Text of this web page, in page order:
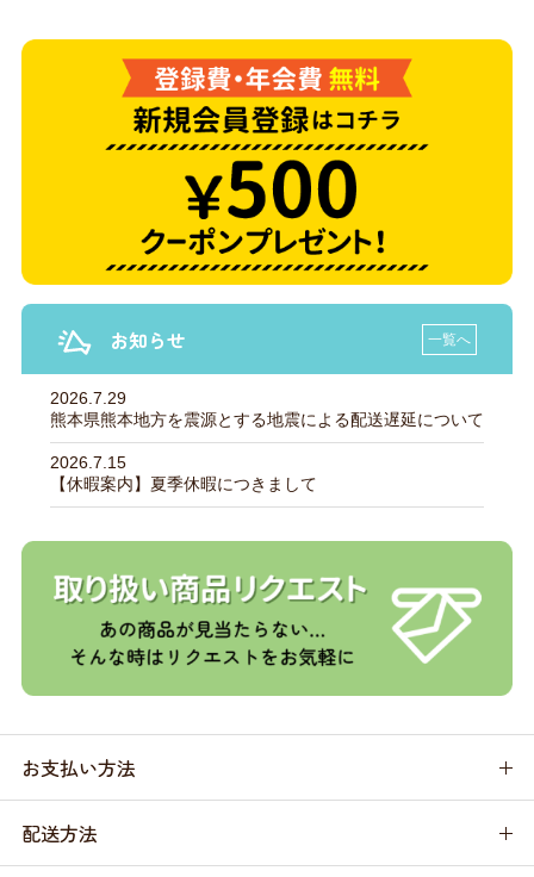
お知らせ 一覧へ
2026.7.29
熊本県熊本地方を震源とする地震による配送遅延について
2026.7.15
【休暇案内】夏季休暇につきまして
お支払い方法
配送方法